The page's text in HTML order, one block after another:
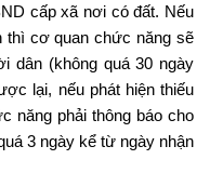
cấp xã nơi có đất. Nếu
thì cơ quan chức năng sẽ
dân (không quá 30 ngày
lại, nếu phát hiện thiếu
năng phải thông báo cho
3 ngày kể từ ngày nhận